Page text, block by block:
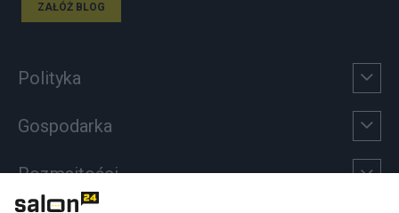
ZAŁÓŻ BLOG
Polityka
Gospodarka
Rozmaitości